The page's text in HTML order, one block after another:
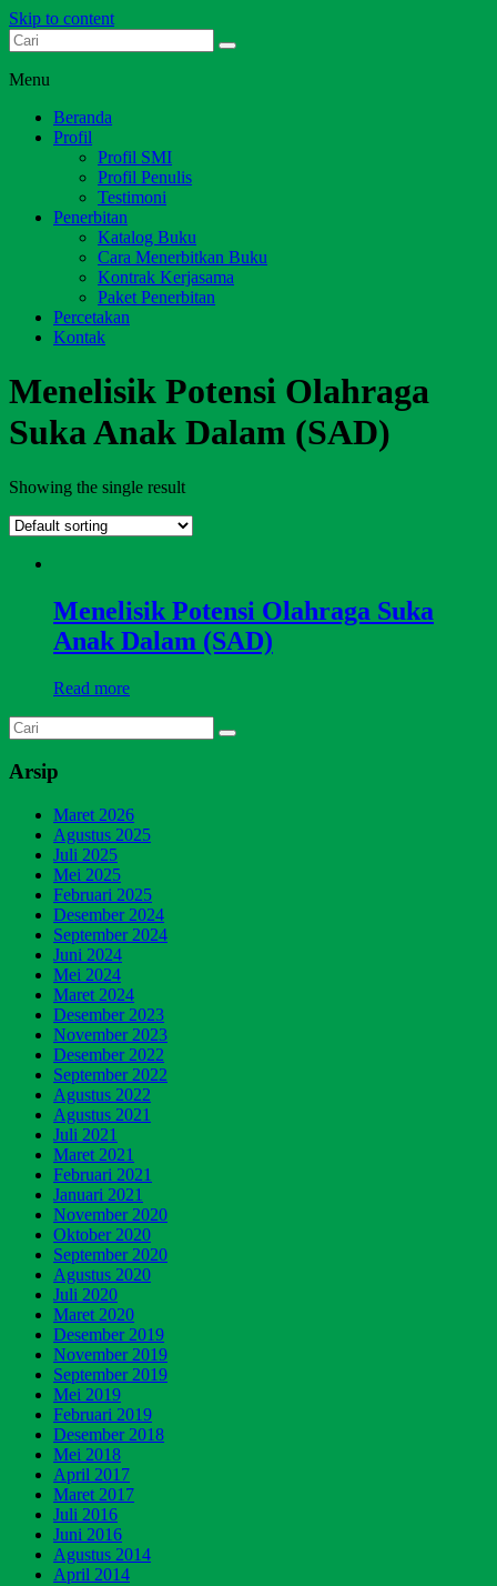
Skip to content
Dari Jambi untuk Indonesia
Menu
Beranda
Profil
Profil SMI
Profil Penulis
Testimoni
Penerbitan
Katalog Buku
Cara Menerbitkan Buku
Kontrak Kerjasama
Paket Penerbitan
Percetakan
Kontak
Menelisik Potensi Olahraga
Suka Anak Dalam (SAD)
Showing the single result
Menelisik Potensi Olahraga Suka
Anak Dalam (SAD)
Read more
Arsip
Maret 2026
Agustus 2025
Juli 2025
Mei 2025
Februari 2025
Desember 2024
September 2024
Juni 2024
Mei 2024
Maret 2024
Desember 2023
November 2023
Desember 2022
September 2022
Agustus 2022
Agustus 2021
Juli 2021
Maret 2021
Februari 2021
Januari 2021
November 2020
Oktober 2020
September 2020
Agustus 2020
Juli 2020
Maret 2020
Desember 2019
November 2019
September 2019
Mei 2019
Februari 2019
Desember 2018
Mei 2018
April 2017
Maret 2017
Juli 2016
Juni 2016
Agustus 2014
April 2014